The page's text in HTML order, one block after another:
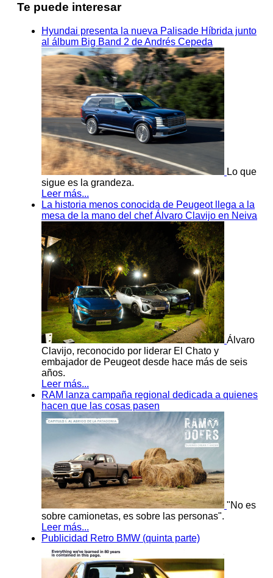
Te puede interesar
Hyundai presenta la nueva Palisade Híbrida junto
al álbum Big Band 2 de Andrés Cepeda
Lo que
sigue es la grandeza.
Leer más...
La historia menos conocida de Peugeot llega a la
mesa de la mano del chef Álvaro Clavijo en Neiva
Álvaro
Clavijo, reconocido por liderar El Chato y
embajador de Peugeot desde hace más de seis
años.
Leer más...
RAM lanza campaña regional dedicada a quienes
hacen que las cosas pasen
"No es
sobre camionetas, es sobre las personas".
Leer más...
Publicidad Retro BMW (quinta parte)